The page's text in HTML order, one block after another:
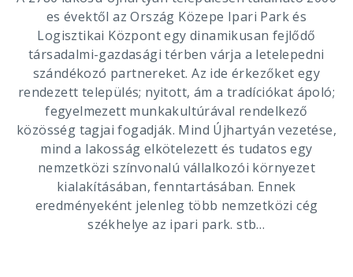
es évektől az Ország Közepe Ipari Park és
Logisztikai Központ egy dinamikusan fejlődő
társadalmi-gazdasági térben várja a letelepedni
szándékozó partnereket. Az ide érkezőket egy
rendezett település; nyitott, ám a tradíciókat ápoló;
fegyelmezett munkakultúrával rendelkező
közösség tagjai fogadják. Mind Újhartyán vezetése,
mind a lakosság elkötelezett és tudatos egy
nemzetközi színvonalú vállalkozói környezet
kialakításában, fenntartásában. Ennek
eredményeként jelenleg több nemzetközi cég
székhelye az ipari park. stb…